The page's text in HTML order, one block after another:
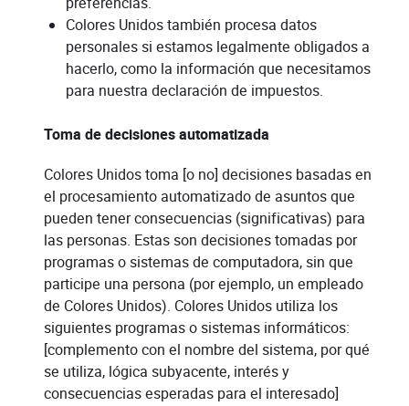
Colores Unidos también procesa datos
personales si estamos legalmente obligados a
hacerlo, como la información que necesitamos
para nuestra declaración de impuestos.
Toma de decisiones automatizada
Colores Unidos toma [o no] decisiones basadas en
el procesamiento automatizado de asuntos que
pueden tener consecuencias (significativas) para
las personas. Estas son decisiones tomadas por
programas o sistemas de computadora, sin que
participe una persona (por ejemplo, un empleado
de Colores Unidos). Colores Unidos utiliza los
siguientes programas o sistemas informáticos:
[complemento con el nombre del sistema, por qué
se utiliza, lógica subyacente, interés y
consecuencias esperadas para el interesado]